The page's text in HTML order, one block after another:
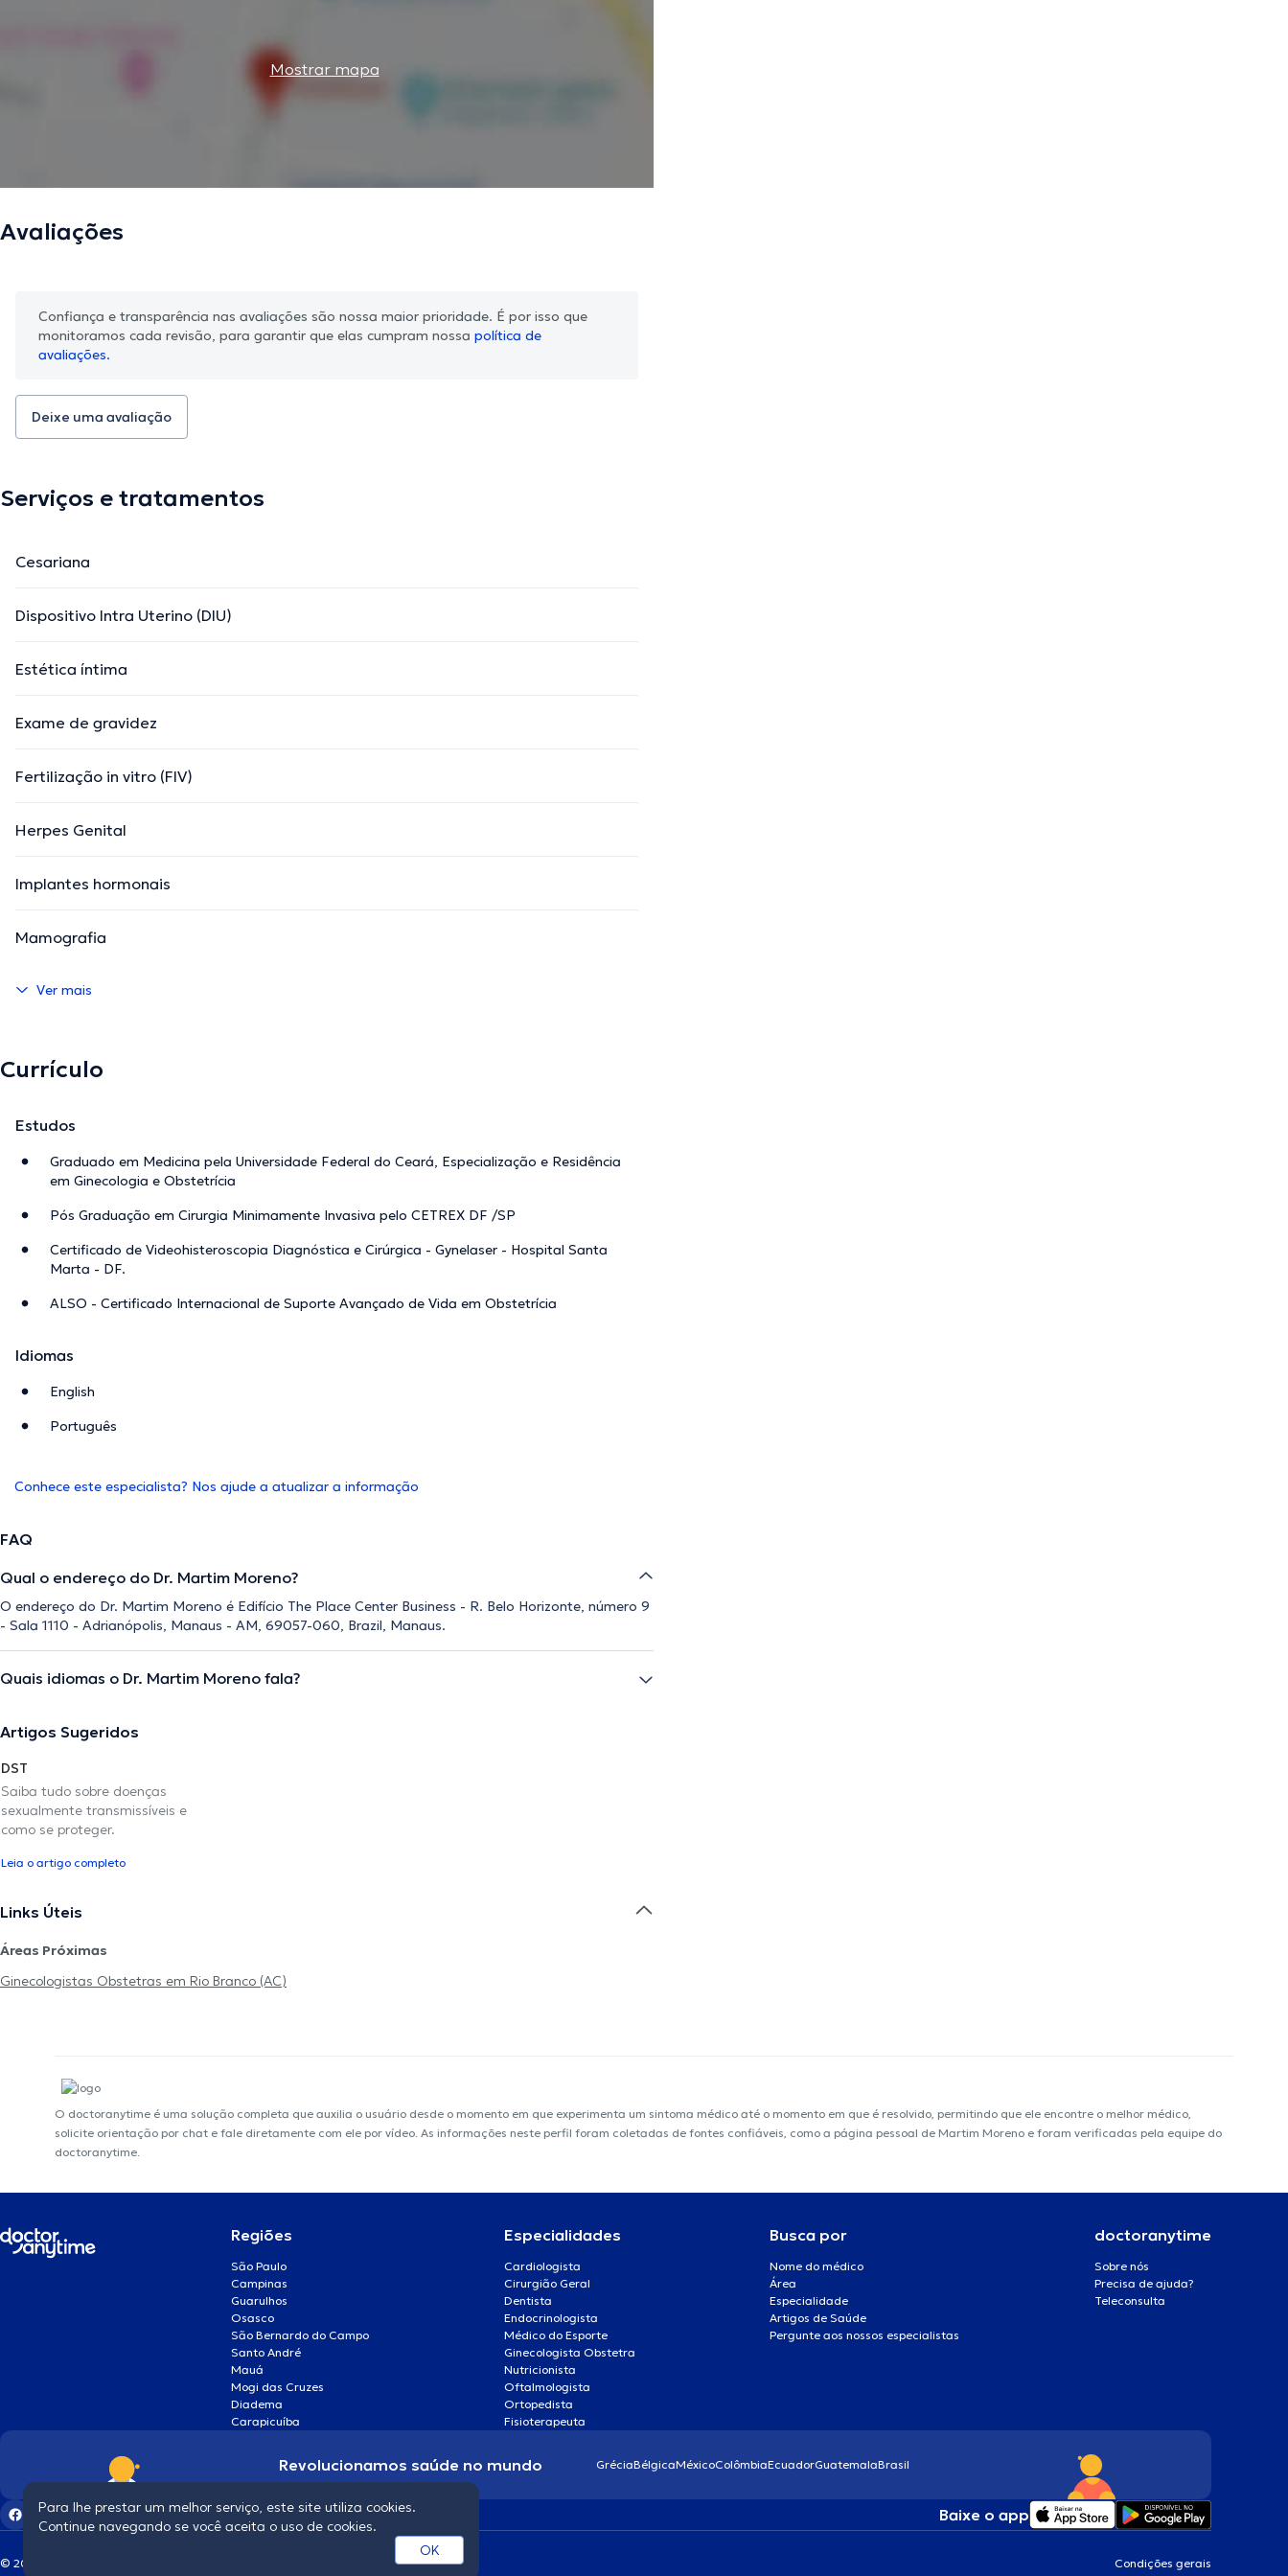
Mostrar mapa
Avaliações
Confiança e transparência nas avaliações são nossa maior prioridade. É por isso que
monitoramos cada revisão, para garantir que elas cumpram nossa política de
avaliações.
Deixe uma avaliação
Serviços e tratamentos
Cesariana
Dispositivo Intra Uterino (DIU)
Estética íntima
Exame de gravidez
Fertilização in vitro (FIV)
Herpes Genital
Implantes hormonais
Mamografia
Ver mais
Currículo
Estudos
Graduado em Medicina pela Universidade Federal do Ceará, Especialização e Residência
em Ginecologia e Obstetrícia
Pós Graduação em Cirurgia Minimamente Invasiva pelo CETREX DF /SP
Certificado de Videohisteroscopia Diagnóstica e Cirúrgica - Gynelaser - Hospital Santa
Marta - DF.
ALSO - Certificado Internacional de Suporte Avançado de Vida em Obstetrícia
Idiomas
English
Português
Conhece este especialista? Nos ajude a atualizar a informação
FAQ
Qual o endereço do Dr. Martim Moreno?
O endereço do Dr. Martim Moreno é Edifício The Place Center Business - R. Belo Horizonte, número 9
- Sala 1110 - Adrianópolis, Manaus - AM, 69057-060, Brazil, Manaus.
Quais idiomas o Dr. Martim Moreno fala?
Artigos Sugeridos
DST
Saiba tudo sobre doenças
sexualmente transmissíveis e
como se proteger.
Leia o artigo completo
Links Úteis
Áreas Próximas
Ginecologistas Obstetras em Rio Branco (AC)
O doctoranytime é uma solução completa que auxilia o usuário desde o momento em que experimenta um sintoma médico até o momento em que é resolvido, permitindo que ele encontre o melhor médico,
solicite orientação por chat e fale diretamente com ele por vídeo. As informações neste perfil foram coletadas de fontes confiáveis, como a página pessoal de Martim Moreno e foram verificadas pela equipe do
doctoranytime.
Regiões
São Paulo
Campinas
Guarulhos
Osasco
São Bernardo do Campo
Santo André
Mauá
Mogi das Cruzes
Diadema
Carapicuíba
Especialidades
Cardiologista
Cirurgião Geral
Dentista
Endocrinologista
Médico do Esporte
Ginecologista Obstetra
Nutricionista
Oftalmologista
Ortopedista
Fisioterapeuta
Busca por
Nome do médico
Área
Especialidade
Artigos de Saúde
Pergunte aos nossos especialistas
doctoranytime
Sobre nós
Precisa de ajuda?
Teleconsulta
Revolucionamos saúde no mundo GréciaBélgicaMéxicoColômbiaEcuadorGuatemalaBrasil
Baixe o app
Condições gerais
© 2026 doctoranytime
Para lhe prestar um melhor serviço, este site utiliza cookies.
Continue navegando se você aceita o uso de cookies.
OK